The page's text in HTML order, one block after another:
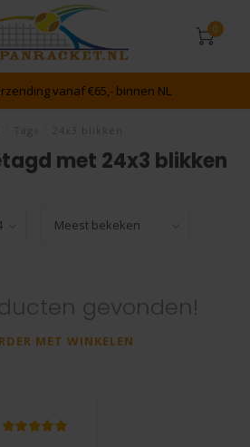
0
vanaf €65,- binnen NL
met 24x3 blikken
gevonden!
MET WINKELEN